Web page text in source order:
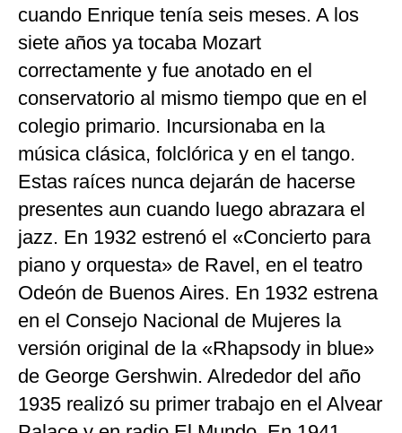
cuando Enrique tenía seis meses. A los
siete años ya tocaba Mozart
correctamente y fue anotado en el
conservatorio al mismo tiempo que en el
colegio primario. Incursionaba en la
música clásica, folclórica y en el tango.
Estas raíces nunca dejarán de hacerse
presentes aun cuando luego abrazara el
jazz. En 1932 estrenó el «Concierto para
piano y orquesta» de Ravel, en el teatro
Odeón de Buenos Aires. En 1932 estrena
en el Consejo Nacional de Mujeres la
versión original de la «Rhapsody in blue»
de George Gershwin. Alrededor del año
1935 realizó su primer trabajo en el Alvear